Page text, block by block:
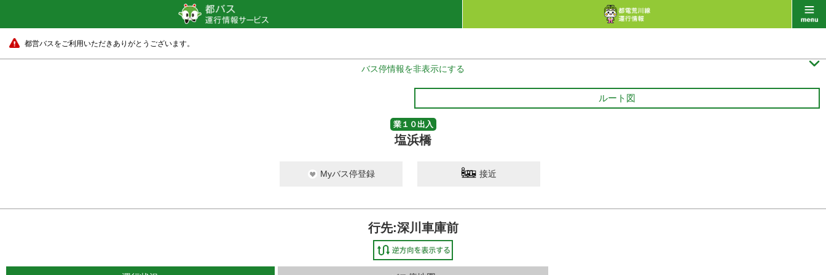
都営バスをご利用いただきありがとうございます。
バス停情報を非表示にする 
ルート図
業１０出入
塩浜橋
Myバス停登録 接近
行先:深川車庫前